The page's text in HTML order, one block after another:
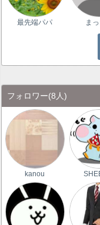
最先端パパ ま
フォロワー(8人)
kanou